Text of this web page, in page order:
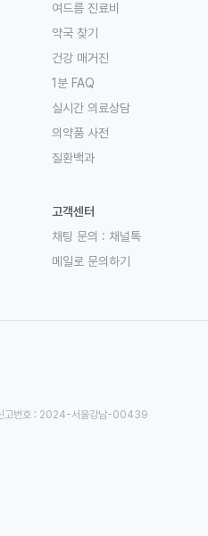
여드름 진료비
약국 찾기
건강 매거진
1분 FAQ
실시간 의료상담
의약품 사전
질환백과
고객센터
채팅 문의 : 채널톡
메일로 문의하기
고번호 : 2024-서울강남-00439